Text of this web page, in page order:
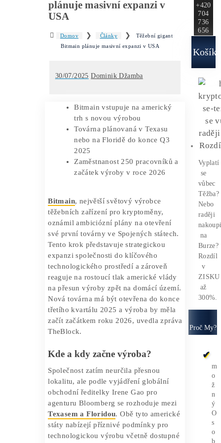
Zisky
Těžební gigant Bitmain
USA
Bitmain plánuje masivní expanzi v USA
30/07/2025 Dominik Džamba
Bitmain vstupuje na americký
Továrna plánovaná v Texasu
nebo na Floridě do konce Q3
2025
Zaměstnanost 250 pracovníků a
začátek výroby v roce 2026
Bitmain , největší světový výrobce
těžebních zařízení pro kryptoměny,
oznámil ambiciózní plány na otevření
své první továrny ve Spojených státech.
Tento krok představuje strategickou
technologického prostředí a zároveň
reaguje na rostoucí tlak americké vlády
na přesun výroby zpět na domácí území.
Nová továrna má být otevřena do konce
třetího kvartálu 2025 a výroba by měla
začít začátkem roku 2026, uvedla zpráva
TheBlock.